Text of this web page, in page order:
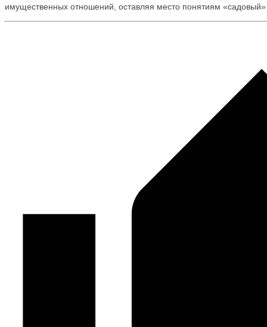
имущественных отношений, оставляя место понятиям